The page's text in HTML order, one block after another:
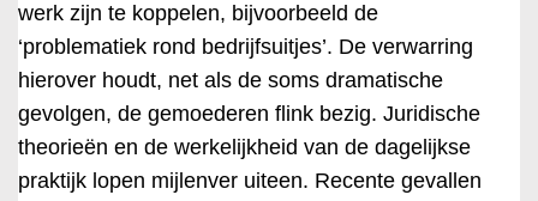
werk zijn te koppelen, bijvoorbeeld de
‘problematiek rond bedrijfsuitjes’. De verwarring
hierover houdt, net als de soms dramatische
gevolgen, de gemoederen flink bezig. Juridische
theorieën en de werkelijkheid van de dagelijkse
praktijk lopen mijlenver uiteen. Recente gevallen